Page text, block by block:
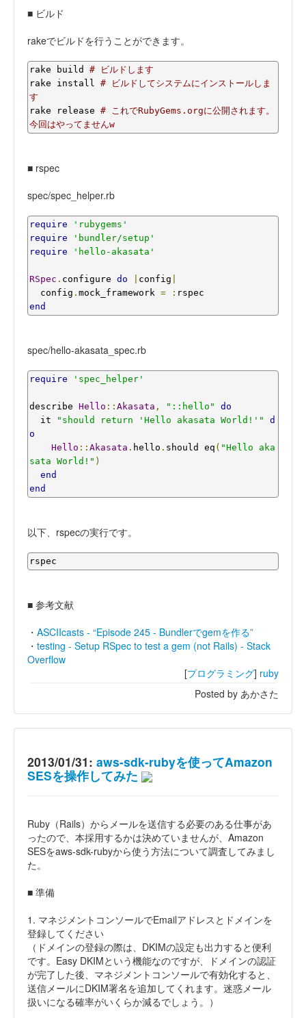
■ ビルド
rakeでビルドを行うことができます。
rake build # ビルドします
rake install # ビルドしてシステムにインストールしま
す
rake release # これでRubyGems.orgに公開されます。
今回はやってませんw
■ rspec
spec/spec_helper.rb
require
'rubygems'
require
'bundler/setup'
require
'hello-akasata'
RSpec . configure do config
  config
. mock_framework = :
end
spec/hello-akasata_spec.rb
require 'spec_helper'
describe Hello :: Akasata , "::hello"
do
  it
"should return 'Hello akasata World!'"
d
o
Hello :: Akasata . hello . should eq ( "Hello aka
sata World!" )
end
end
以下、rspecの実行です。
rspec
■ 参考文献
・ ASCIIcasts - “Episode 245 - Bundlerでgemを作る”
・ testing - Setup RSpec to test a gem (not Rails) - Stack
Overflow
[プログラミング] ruby
Posted by あかさた
2013/01/31: aws-sdk-rubyを使ってAmazon
SESを操作してみた
Ruby（Rails）からメールを送信する必要のある仕事があ
ったので、本採用するかは決めていませんが、Amazon
SESをaws-sdk-rubyから使う方法について調査してみまし
た。
■ 準備
1. マネジメントコンソールでEmailアドレスとドメインを
登録してください
（ドメインの登録の際は、DKIMの設定も出力すると便利
です。Easy DKIMという機能なのですが、ドメインの認証
が完了した後、マネジメントコンソールで有効化すると、
送信メールにDKIM署名を追加してくれます。迷惑メール
扱いになる確率がいくらか減るでしょう。）